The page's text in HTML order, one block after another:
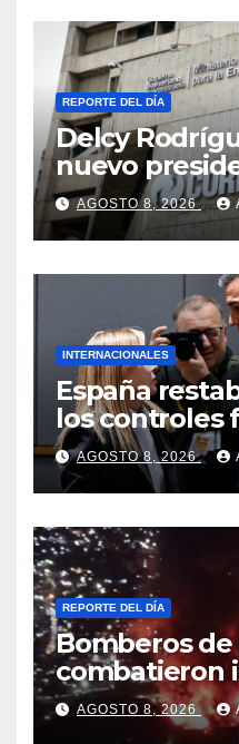
REPORTE DEL DÍA
Delcy
nuevo
Corpoelec y
viceministro
Eléctricos
AGOSTO 8, 2026
INTERNACIONALES
España
los controles
Italia tras el
a retirar las
AGOSTO 8, 2026
REPORTE DEL DÍA
Bomberos de
combatieron
gran
industrial de
AGOSTO 8, 2026